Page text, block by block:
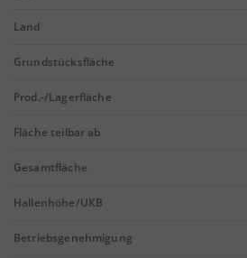
Land
Grundstücksfläche
Prod.-/Lagerfläche
Fläche teilbar ab
Gesamtfläche
Hallenhöhe/UKB
Betriebsgenehmigung